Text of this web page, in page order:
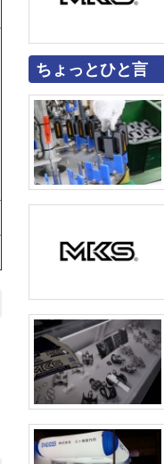
ちょっとひと言